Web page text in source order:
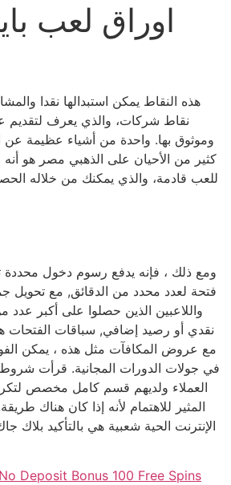
اوراق لعب
هذه النقاط يمكن استبدالها نقدا
نقاط شركات، والذي يعرف لتقديم
وموثوق بها. واحدة من أشياء عظيمة عن
كثير من الأحيان على الذهبي مصر هو
ومع ذلك ، فإنه يدفع رسوم دخول محددة
فتحة لعدد محدد من الدقائق, مع تحويل
واللاعبين الذين حصلوا على أكبر عدد
نقدي أو رصيد إضافي, سباقات
مع عروض المكافآت مثل هذه ، يمكن الفوز
في جولات الدورات المجانية. قرأت
العملاء ولديهم قسم كامل مخصص
المثير للاهتمام لأنه إذا كان هناك
الإنترنت الحية شعبية هي بالتأكيد بلاك
Deposit Bonus 100 Free Spins